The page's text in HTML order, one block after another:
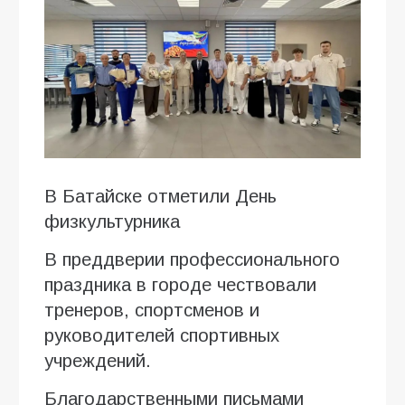
В Батайске отметили День
физкультурника
В преддверии профессионального
праздника в городе чествовали
тренеров, спортсменов и
руководителей спортивных
учреждений.
Благодарственными письмами